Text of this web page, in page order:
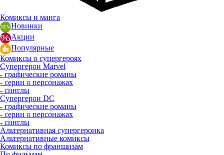
Комиксы и манга
Новинки
Акции
Популярные
Комиксы о супергероях
Супергерои Marvel
- графические романы
- серии о персонажах
- синглы
Супергерои DC
- графические романы
- серии о персонажах
- синглы
Альтернативная супергероика
Альтернативные комиксы
Комиксы по франшизам